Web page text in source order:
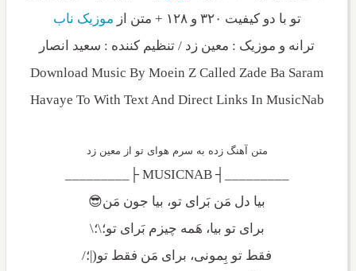
تو با دو کیفیت ۳۲۰ و ۱۲۸ + متن از
موزیک ناب
ترانه و موزیک : معین زد / تنظیم کننده : سعید انصار
Download Music By Moein Z Called Zade Ba Saram
Havaye To With Text And Direct Links In MusicNab
متن آهنگ زده به سرم هوای تو از معین زد
_________┤ MUSICNAB ├_________
بیا دل مَن بَرای تو، بیا جون مَن😎
برای تو بیا، هَمه چیزم بَرای تو؛\؛\
فقط تو بِمونی، برای مَن فقط تو(|؛/